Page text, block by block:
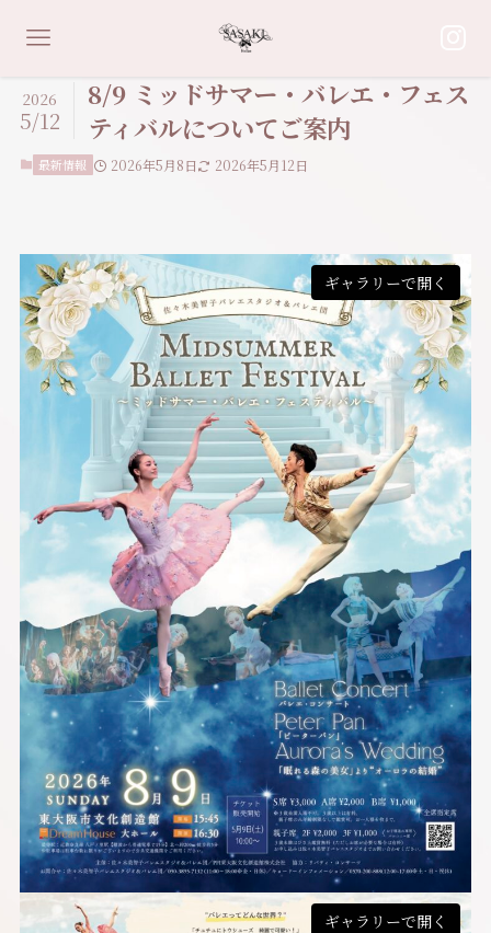
8/9 ミッドサマー・バレエ・フェス
ティバルについてご案内
2026
5/12
最新情報 2026年5月8日 2026年5月12日
ギャラリーで開く
ギャラリーで開く